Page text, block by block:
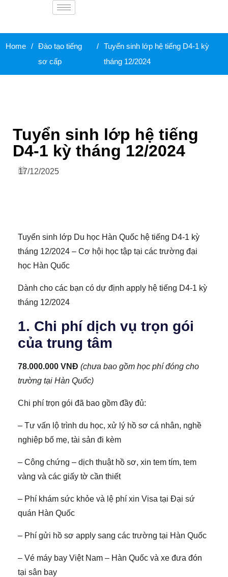
Home / Đào tạo tiếng
sơ cấp
/
Tuyển sinh lớp hệ tiếng D4-1 kỳ
tháng 12/2024
Tuyển sinh lớp hệ tiếng
D4-1 kỳ tháng 12/2024
17/12/2025
Tuyển sinh lớp Du học Hàn Quốc hệ tiếng D4-1 kỳ
tháng 12/2024 – Cơ hội học tập tại các trường đại
học Hàn Quốc
Dành cho các bạn có dự định apply hệ tiếng D4-1 kỳ
tháng 12/2024
1. Chi phí dịch vụ trọn gói
của trung tâm
78.000.000 VNĐ (chưa bao gồm học phí đóng cho
trường tại Hàn Quốc)
Chi phí trọn gói đã bao gồm đầy đủ:
– Tư vấn lộ trình du học, xử lý hồ sơ cá nhân, nghề
nghiệp bố mẹ, tài sản đi kèm
– Công chứng – dịch thuật hồ sơ, xin tem tím, tem
vàng và các giấy tờ cần thiết
– Phí khám sức khỏe và lệ phí xin Visa tại Đại sứ
quán Hàn Quốc
– Phí gửi hồ sơ apply sang các trường tại Hàn Quốc
– Vé máy bay Việt Nam – Hàn Quốc và xe đưa đón
tại sân bay